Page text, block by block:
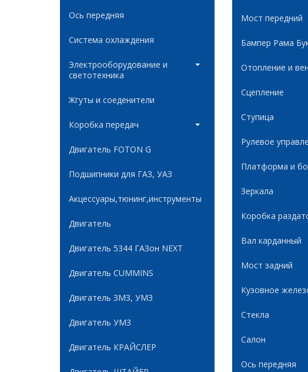
Ось передняя
Система охлаждения
Электрооборудование и
светотехника
Жгуты и соеденители
Коробка передач
Двигатель FOTON G
Подшипники для ГАЗ, УАЗ
Акцессуары,тюнинг,инструменты
Двигатель
Двигатель 5344 ГАЗон NEXT
Двигатель CUMMINS
Двигатель ЗМЗ, УМЗ
Двигатель УМЗ
Двигатель КРАЙСЛЕР
Мост передний
Бампер Рама
Отопление и
Сцепление
Ступица
Рулевое
Платформа и
Зеркала
Коробка
Вал карданный
Мост задний
Кузовное
Стекла
Салон
Ось передняя